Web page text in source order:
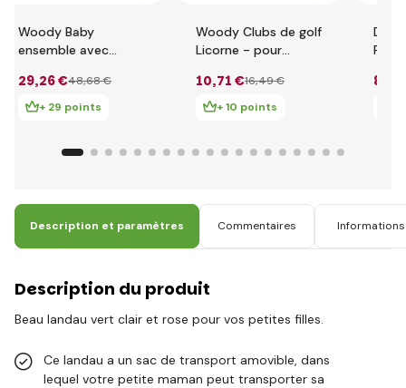
Woody Baby
ensemble avec
29,26 €48,68 €
+ 29 points
Woody Clubs de golf
Licorne - pour
10,71 €16,49 €
+ 10 points
avec
84
Description et paramètres Commentaires
Description du produit
Beau landau vert clair et rose pour vos petites filles.
Ce landau a un sac de transport amovible, dans
lequel votre petite maman peut transporter sa